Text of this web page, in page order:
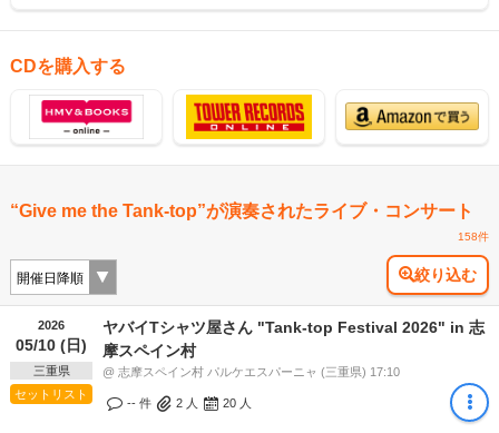
CDを購入する
“Give me the Tank-top”が演奏されたライブ・コンサート
158件
絞り込む
2026
05/10 (日)
三重県
セットリスト
ヤバイTシャツ屋さん "Tank-top Festival 2026" in 志
摩スペイン村
@ 志摩スペイン村 パルケエスパーニャ (三重県) 17:10
-- 件 2 人 20 人